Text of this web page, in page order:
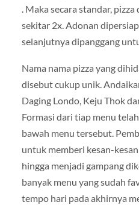
. Maka secara standar,
sekitar 2x. Adonan
selanjutnya dipanggang
Nama nama pizza yang
disebut cukup unik.
Daging Londo, Keju Thok
Formasi dari tiap menu
bawah menu tersebut.
untuk memberi kesan-
hingga menjadi gampang
banyak menu yang sudah
tempo hari pada akhirnya